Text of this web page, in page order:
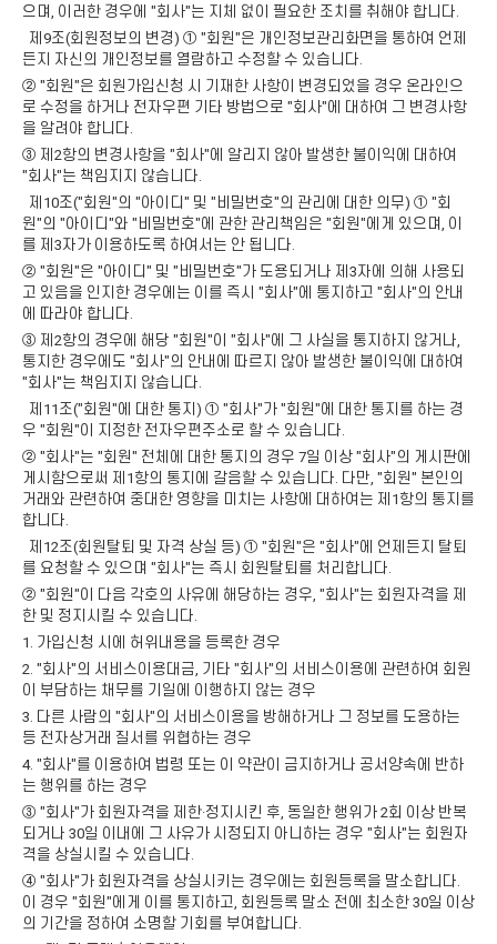
으며, 이러한 경우에 "회사"는 지체 없이 필요한 조치를 취해야 합니다.
제9조(회원정보의 변경) ① "회원"은 개인정보관리화면을 통하여 언제
든지 자신의 개인정보를 열람하고 수정할 수 있습니다.
② "회원"은 회원가입신청 시 기재한 사항이 변경되었을 경우 온라인으
로 수정을 하거나 전자우편 기타 방법으로 "회사"에 대하여 그 변경사항
을 알려야 합니다.
③ 제2항의 변경사항을 "회사"에 알리지 않아 발생한 불이익에 대하여
"회사"는 책임지지 않습니다.
제10조("회원"의 "아이디" 및 "비밀번호"의 관리에 대한 의무) ① "회
원"의 "아이디"와 "비밀번호"에 관한 관리책임은 "회원"에게 있으며, 이
를 제3자가 이용하도록 하여서는 안 됩니다.
② "회원"은 "아이디" 및 "비밀번호"가 도용되거나 제3자에 의해 사용되
고 있음을 인지한 경우에는 이를 즉시 "회사"에 통지하고 "회사"의 안내
에 따라야 합니다.
③ 제2항의 경우에 해당 "회원"이 "회사"에 그 사실을 통지하지 않거나,
통지한 경우에도 "회사"의 안내에 따르지 않아 발생한 불이익에 대하여
"회사"는 책임지지 않습니다.
제11조("회원"에 대한 통지) ① "회사"가 "회원"에 대한 통지를 하는 경
우 "회원"이 지정한 전자우편주소로 할 수 있습니다.
② "회사"는 "회원" 전체에 대한 통지의 경우 7일 이상 "회사"의 게시판에
게시함으로써 제1항의 통지에 갈음할 수 있습니다. 다만, "회원" 본인의
거래와 관련하여 중대한 영향을 미치는 사항에 대하여는 제1항의 통지를
합니다.
제12조(회원탈퇴 및 자격 상실 등) ① "회원"은 "회사"에 언제든지 탈퇴
를 요청할 수 있으며 "회사"는 즉시 회원탈퇴를 처리합니다.
② "회원"이 다음 각호의 사유에 해당하는 경우, "회사"는 회원자격을 제
한 및 정지시킬 수 있습니다.
1. 가입신청 시에 허위내용을 등록한 경우
2. "회사"의 서비스이용대금, 기타 "회사"의 서비스이용에 관련하여 회원
이 부담하는 채무를 기일에 이행하지 않는 경우
3. 다른 사람의 "회사"의 서비스이용을 방해하거나 그 정보를 도용하는
등 전자상거래 질서를 위협하는 경우
4. "회사"를 이용하여 법령 또는 이 약관이 금지하거나 공서양속에 반하
는 행위를 하는 경우
③ "회사"가 회원자격을 제한·정지시킨 후, 동일한 행위가 2회 이상 반복
되거나 30일 이내에 그 사유가 시정되지 아니하는 경우 "회사"는 회원자
격을 상실시킬 수 있습니다.
④ "회사"가 회원자격을 상실시키는 경우에는 회원등록을 말소합니다.
이 경우 "회원"에게 이를 통지하고, 회원등록 말소 전에 최소한 30일 이상
의 기간을 정하여 소명할 기회를 부여합니다.